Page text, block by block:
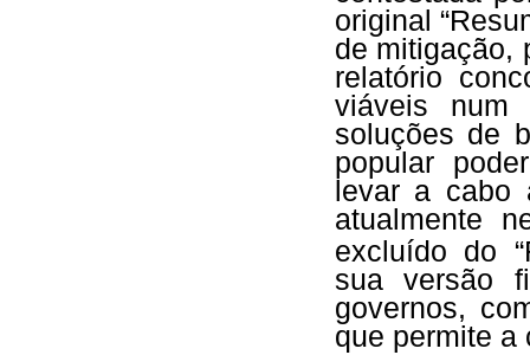
original
de mitigação,
relatório
viáveis num
soluções de
popular
levar a cabo
atualmente
excluído do
sua versão
governos,
que permite